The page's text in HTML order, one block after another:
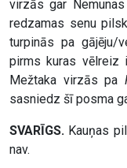
virzās gar
redzamas senu
turpinās pa gājēju/
pirms kuras vēlreiz
Mežtaka virzās pa
sasniedz šī posma
SVARĪGS. Kauņas
nav.